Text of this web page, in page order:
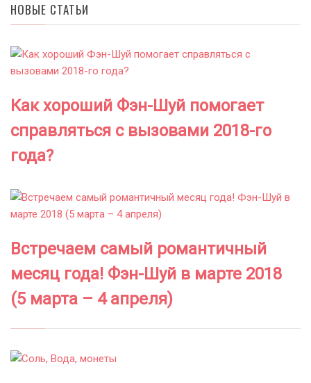
НОВЫЕ СТАТЬИ
Как хороший Фэн-Шуй помогает
справляться с вызовами 2018-го
года?
Встречаем самый романтичный
месяц года! Фэн-Шуй в марте 2018
(5 марта – 4 апреля)